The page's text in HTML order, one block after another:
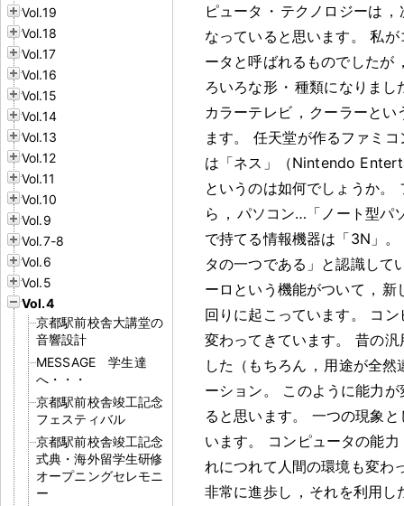
Vol.19
Vol.18
Vol.17
Vol.16
Vol.15
Vol.14
Vol.13
Vol.12
Vol.11
Vol.10
Vol.9
Vol.7-8
Vol.6
Vol.5
Vol.4
京都駅前校舎大講堂の
音響設計
MESSAGE 学生達
へ・・・
京都駅前校舎竣工記念
フェスティバル
京都駅前校舎竣工記念
式典・海外留学生研修
オープニングセレモニ
ー
ピュータ ・ テクノロジーは ，
なっていると思います 。
私が
ータと呼ばれるものでしたが
ろいろな形 ・ 種類になりまし
カラーテレビ ， クーラーとい
ます。
任天堂が作るファミコ
は「ネス」（Nintendo
というのは如何でしょうか。
ら ， パソコン…「ノート型パ
で持てる情報機器は「3N」 。
タの一つである」と認識して
ーロという機能がついて ， 新
回りに起こっています 。
コン
変わってきています。
昔の汎
した（もちろん ， 用途が全然
ーション 。
このように能力
ると思います。
一つの現象と
います。 コンピュータの能力
れにつれて人間の環境も変わ
非常に進歩し ， それを利用し